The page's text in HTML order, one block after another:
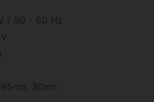
/ 50 - 60 Hz
30nm